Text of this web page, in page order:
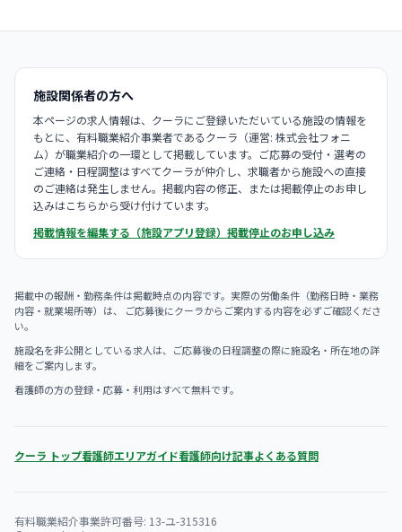
施設関係者の方へ
本ページの求人情報は、クーラにご登録いただいている施設の情報を
もとに、有料職業紹介事業者であるクーラ（運営: 株式会社フォニ
ム）が職業紹介の一環として掲載しています。ご応募の受付・選考の
ご連絡・日程調整はすべてクーラが仲介し、求職者から施設への直接
のご連絡は発生しません。掲載内容の修正、または掲載停止のお申し
込みはこちらから受け付けています。
掲載情報を編集する（施設アプリ登録） 掲載停止のお申し込み
掲載中の報酬・勤務条件は掲載時点の内容です。実際の労働条件（勤務日時・業務
内容・就業場所等）は、 ご応募後にクーラからご案内する内容を必ずご確認くださ
い。
施設名を非公開としている求人は、ご応募後の日程調整の際に施設名・所在地の詳
細をご案内します。
看護師の方の登録・応募・利用はすべて無料です。
クーラ トップ看護師エリアガイド看護師向け記事よくある質問
有料職業紹介事業許可番号: 13-ユ-315316